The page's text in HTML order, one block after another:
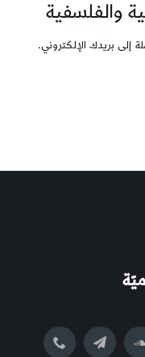
والفلسفية
إلى بريدك الإلكتروني.